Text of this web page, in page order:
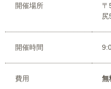
開催場所
尻
開催時間
費用 無